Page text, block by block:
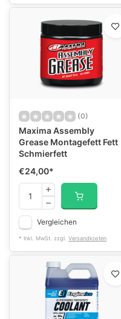
(0)
Maxima Assembly
Grease Montagefett Fett
Schmierfett
€24,00*
Vergleichen
* Inkl. MwSt. zzgl. Versandkosten